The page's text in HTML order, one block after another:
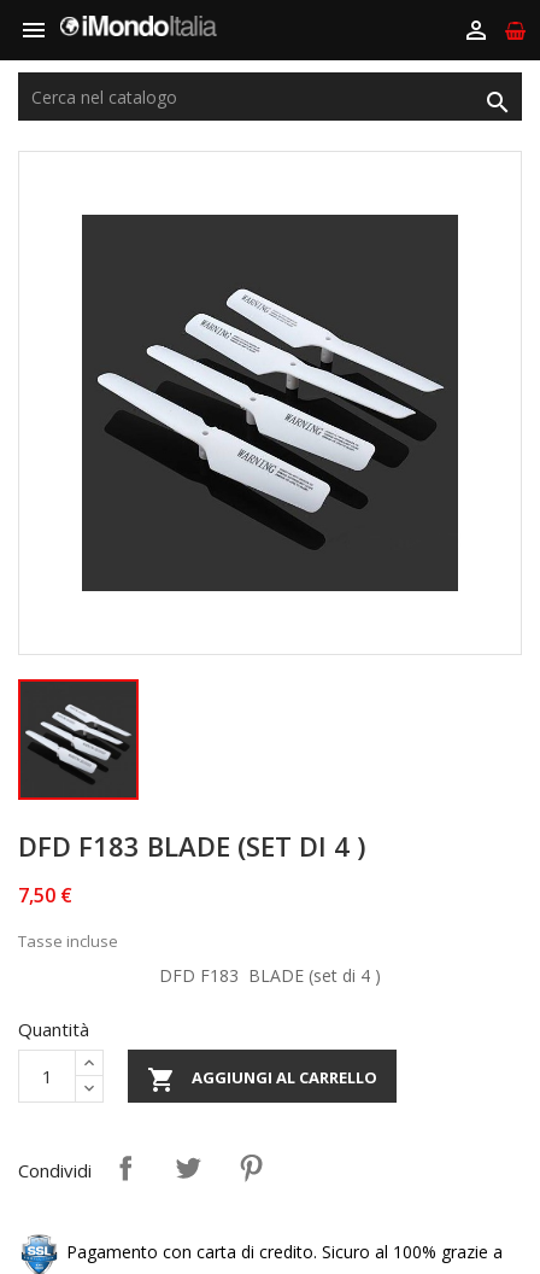
 

DFD F183 BLADE (SET DI 4 )
7,50 €
Tasse incluse
DFD F183 BLADE (set di 4 )
Quantità
 AGGIUNGI AL CARRELLO
Condividi
Pagamento con carta di credito. Sicuro al 100% grazie a